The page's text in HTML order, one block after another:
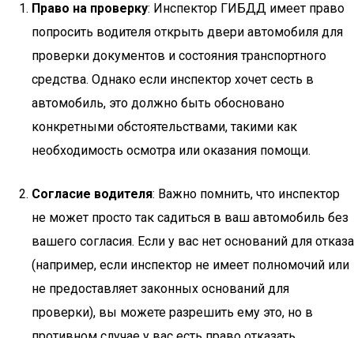
Право на проверку: Инспектор ГИБДД имеет право
попросить водителя открыть двери автомобиля для
проверки документов и состояния транспортного
средства. Однако если инспектор хочет сесть в
автомобиль, это должно быть обосновано
конкретными обстоятельствами, такими как
необходимость осмотра или оказания помощи.
Согласие водителя: Важно помнить, что инспектор
не может просто так садиться в ваш автомобиль без
вашего согласия. Если у вас нет оснований для отказа
(например, если инспектор не имеет полномочий или
не предоставляет законных оснований для
проверки), вы можете разрешить ему это, но в